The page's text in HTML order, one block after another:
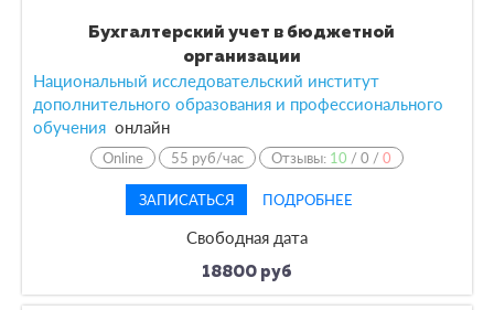
Бухгалтерский учет в бюджетной
организации
Национальный исследовательский институт
дополнительного образования и профессионального
обучения онлайн
Online 55 руб/час Отзывы: 10 /0 /0
ЗАПИСАТЬСЯ ПОДРОБНЕЕ
Свободная дата
18800 руб